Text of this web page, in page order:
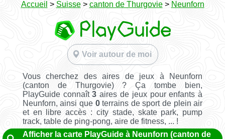
Accueil > Suisse> canton de Thurgovie> Neunforn
Voir autour de moi
Vous cherchez des aires de jeux à Neunforn
(canton de Thurgovie) ? Ça tombe bien,
PlayGuide connaît3 aires de jeux pour enfants à
Neunforn, ainsi que 0terrains de sport de plein air
et en libre accès : city stade, skate park, pump
track, table de ping-pong, aire de fitness, ... !
Afficher la carte PlayGuide à Neunforn (canton de